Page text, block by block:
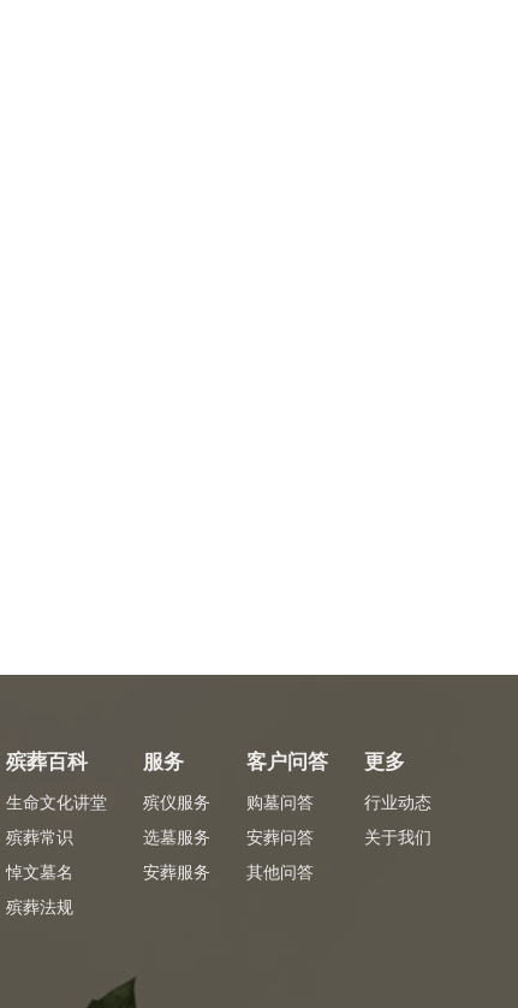
殡葬百科
生命文化讲堂
殡葬常识
悼文墓名
殡葬法规
服务
殡仪服务
选墓服务
安葬服务
客户问答
购墓问答
安葬问答
其他问答
更多
行业动态
关于我们